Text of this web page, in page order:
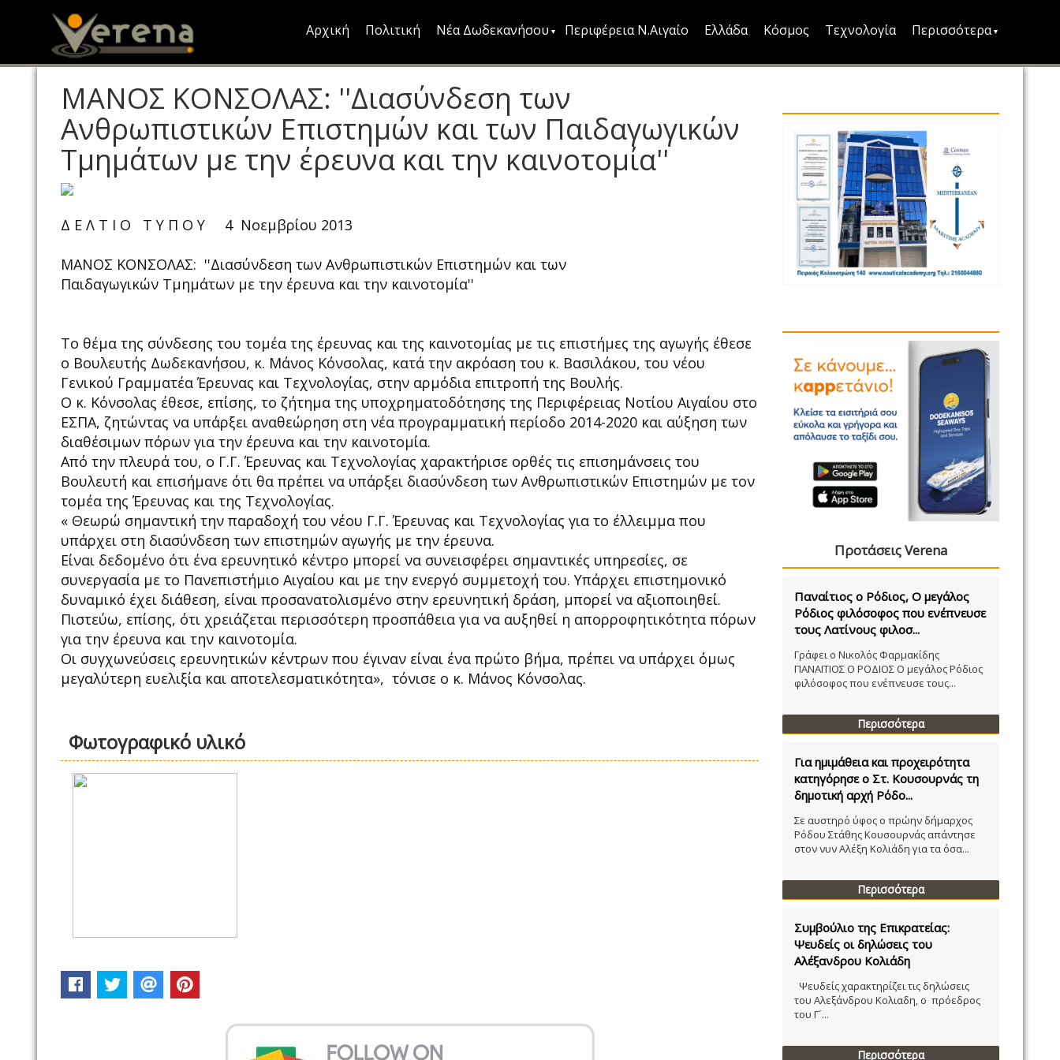
Αρχική Πολιτική Νέα Δωδεκανήσου Περιφέρεια Ν.Αιγαίο Ελλάδα Κόσμος Τεχνολογία Περισσότερα
ΜΑΝΟΣ ΚΟΝΣΟΛΑΣ: ''Διασύνδεση των
Ανθρωπιστικών Επιστημών και των Παιδαγωγικών
Τμημάτων με την έρευνα και την καινοτομία''
Δ Ε Λ Τ Ι Ο Τ Υ Π Ο Υ 4 Νοεμβρίου 2013
ΜΑΝΟΣ ΚΟΝΣΟΛΑΣ: ''Διασύνδεση των Ανθρωπιστικών Επιστημών και των
Παιδαγωγικών Τμημάτων με την έρευνα και την καινοτομία''
Το θέμα της σύνδεσης του τομέα της έρευνας και της καινοτομίας με τις επιστήμες της αγωγής έθεσε
ο Βουλευτής Δωδεκανήσου, κ. Μάνος Κόνσολας, κατά την ακρόαση του κ. Βασιλάκου, του νέου
Γενικού Γραμματέα Έρευνας και Τεχνολογίας, στην αρμόδια επιτροπή της Βουλής.
Ο κ. Κόνσολας έθεσε, επίσης, το ζήτημα της υποχρηματοδότησης της Περιφέρειας Νοτίου Αιγαίου στο
ΕΣΠΑ, ζητώντας να υπάρξει αναθεώρηση στη νέα προγραμματική περίοδο 2014-2020 και αύξηση των
διαθέσιμων πόρων για την έρευνα και την καινοτομία.
Από την πλευρά του, ο Γ.Γ. Έρευνας και Τεχνολογίας χαρακτήρισε ορθές τις επισημάνσεις του
Βουλευτή και επισήμανε ότι θα πρέπει να υπάρξει διασύνδεση των Ανθρωπιστικών Επιστημών με τον
τομέα της Έρευνας και της Τεχνολογίας.
« Θεωρώ σημαντική την παραδοχή του νέου Γ.Γ. Έρευνας και Τεχνολογίας για το έλλειμμα που
υπάρχει στη διασύνδεση των επιστημών αγωγής με την έρευνα.
Είναι δεδομένο ότι ένα ερευνητικό κέντρο μπορεί να συνεισφέρει σημαντικές υπηρεσίες, σε
συνεργασία με το Πανεπιστήμιο Αιγαίου και με την ενεργό συμμετοχή του. Υπάρχει επιστημονικό
δυναμικό έχει διάθεση, είναι προσανατολισμένο στην ερευνητική δράση, μπορεί να αξιοποιηθεί.
Πιστεύω, επίσης, ότι χρειάζεται περισσότερη προσπάθεια για να αυξηθεί η απορροφητικότητα πόρων
για την έρευνα και την καινοτομία.
Οι συγχωνεύσεις ερευνητικών κέντρων που έγιναν είναι ένα πρώτο βήμα, πρέπει να υπάρχει όμως
μεγαλύτερη ευελιξία και αποτελεσματικότητα», τόνισε ο κ. Μάνος Κόνσολας.
Φωτογραφικό υλικό
Προτάσεις Verena
Παναίτιος ο Ρόδιος, Ο μεγάλος
Ρόδιος φιλόσοφος που ενέπνευσε
τους Λατίνους φιλοσ...
Γράφει ο Νικολός Φαρμακίδης
ΠΑΝΑΙΤΙΟΣ Ο ΡΟΔΙΟΣ Ο μεγάλος Ρόδιος
φιλόσοφος που ενέπνευσε τους...
Περισσότερα
Για ημιμάθεια και προχειρότητα
κατηγόρησε ο Στ. Κουσουρνάς τη
δημοτική αρχή Ρόδο...
Σε αυστηρό ύφος ο πρώην δήμαρχος
Ρόδου Στάθης Κουσουρνάς απάντησε
στον νυν Αλέξη Κολιάδη για τα όσα...
Περισσότερα
Συμβούλιο της Επικρατείας:
Ψευδείς οι δηλώσεις του
Αλέξανδρου Κολιάδη
Ψευδείς χαρακτηρίζει τις δηλώσεις
του Αλεξάνδρου Κολιαδη, ο πρόεδρος
του Γ´...
Περισσότερα